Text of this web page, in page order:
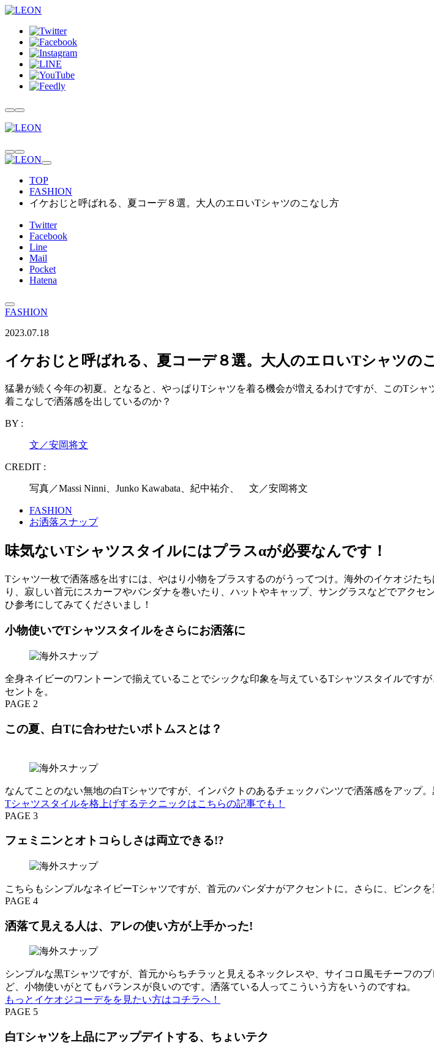
TOP
FASHION
イケおじと呼ばれる、夏コーデ８選。大人のエロいTシャツのこなし方
Twitter
Facebook
Line
Mail
Pocket
Hatena
FASHION
2023.07.18
イケおじと呼ばれる、夏コーデ８選。大人のエロいTシャツの
猛暑が続く今年の初夏。となると、やっぱりTシャツを着る機会が増えるわけですが、このTシ
着こなしで洒落感を出しているのか？
BY :
文／安岡将文
CREDIT :
写真／Massi Ninni、Junko Kawabata、紀中祐介、 文／安岡将文
FASHION
お洒落スナップ
味気ないTシャツスタイルにはプラスαが必要なんです！
Tシャツ一枚で洒落感を出すには、やはり小物をプラスするのがうってつけ。海外のイケオジた
り、寂しい首元にスカーフやバンダナを巻いたり、ハットやキャップ、サングラスなどでアク
ひ参考にしてみてくださいまし！
小物使いでTシャツスタイルをさらにお洒落に
全身ネイビーのワントーンで揃えていることでシックな印象を与えているTシャツスタイルです
セントを。
PAGE 2
この夏、白Tに合わせたいボトムスとは？
なんてことのない無地の白Tシャツですが、インパクトのあるチェックパンツで洒落感をアップ
Tシャツスタイルを格上げするテクニックはこちらの記事でも！
PAGE 3
フェミニンとオトコらしさは両立できる!?
こちらもシンプルなネイビーTシャツですが、首元のバンダナがアクセントに。さらに、ピンク
PAGE 4
洒落て見える人は、アレの使い方が上手かった!
シンプルな黒Tシャツですが、首元からちチラッと見えるネックレスや、サイコロ風モチーフの
ど、小物使いがとてもバランスが良いのです。洒落ている人ってこういう方をいうのですね。
もっとイケオジコーデをを見たい方はコチラへ！
PAGE 5
白Tシャツを上品にアップデイトする、ちょいテク